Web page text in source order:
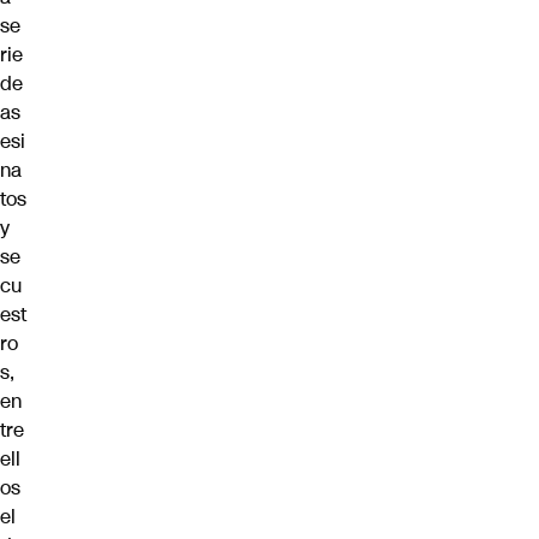
se
rie
de
as
esi
na
tos
y
se
cu
est
ro
s,
en
tre
ell
os
el